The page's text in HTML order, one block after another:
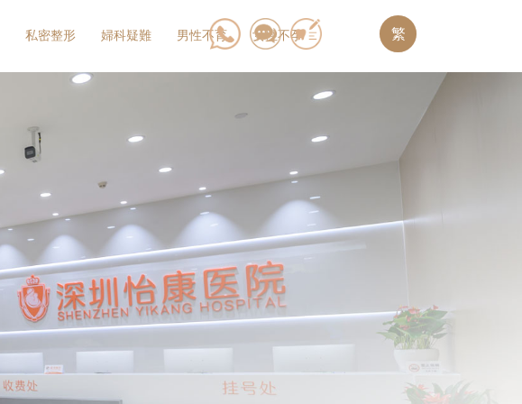
私密整形 婦科疑難 男性不育 女性不孕 繁